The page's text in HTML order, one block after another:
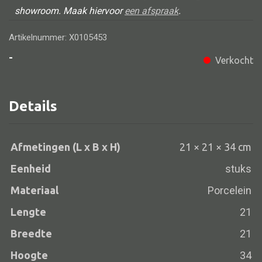
Barstoel
Kinderstoel
Kruk
Chaise longues
Poef
showroom. Maak hiervooreen afspraak.
Artikelnummer: X0105453
-
Verkocht
Details
Afmetingen (L x B x H)
21 × 21 × 34 cm
Eenheid
stuks
Materiaal Porcelein
Lengte 21
Breedte 21
Hoogte 34